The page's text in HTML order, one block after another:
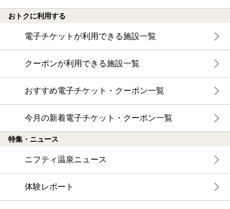
おトクに利用する
電子チケットが利用できる施設一覧
クーポンが利用できる施設一覧
おすすめ電子チケット・クーポン一覧
今月の新着電子チケット・クーポン一覧
特集・ニュース
ニフティ温泉ニュース
体験レポート